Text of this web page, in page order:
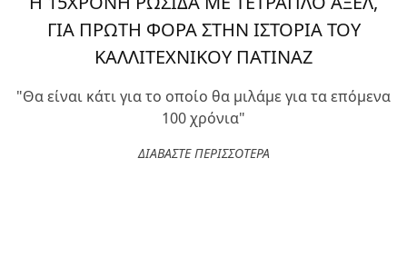
ΓΙΑ ΠΡΩΤΗ ΦΟΡΑ ΣΤΗΝ ΙΣΤΟΡΙΑ ΤΟΥ
ΚΑΛΛΙΤΕΧΝΙΚΟΥ ΠΑΤΙΝΑΖ
"Θα είναι κάτι για το οποίο θα μιλάμε για τα επόμενα
100 χρόνια"
ΔΙΑΒΑΣΤΕ ΠΕΡΙΣΣΟΤΕΡΑ